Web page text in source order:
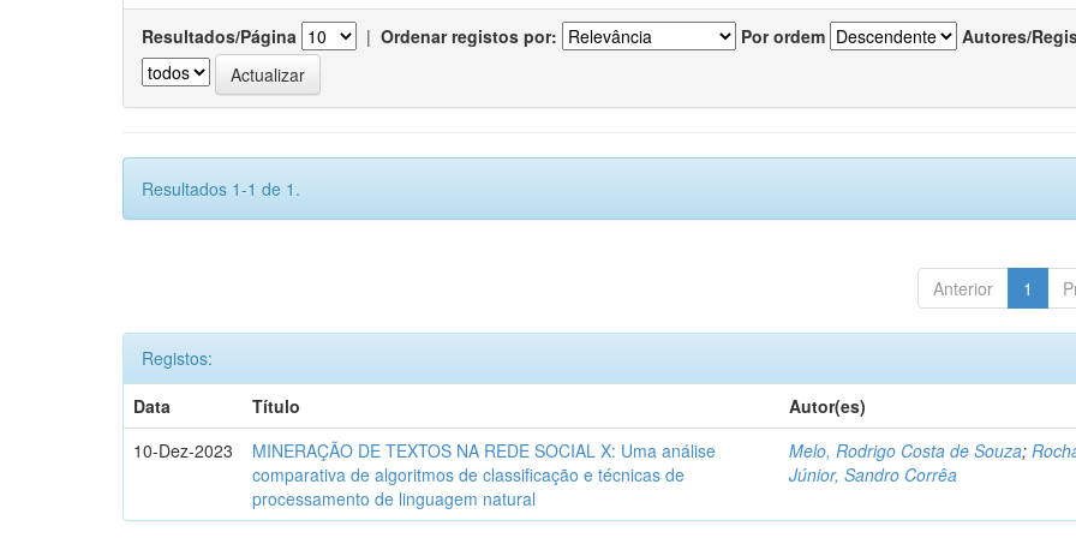
Resultados/Página | Ordenar registos por: Por ordem Autores/
Resultados 1-1 de 1.
Anterior 1
Registos:
Data
Título
Autor(es)
10-Dez-2023
MINERAÇÃO DE TEXTOS NA REDE SOCIAL X: Uma análise
comparativa de algoritmos de classificação e técnicas de
processamento de linguagem natural
Melo, Rodrigo Costa de Souza;
Júnior, Sandro Corrêa